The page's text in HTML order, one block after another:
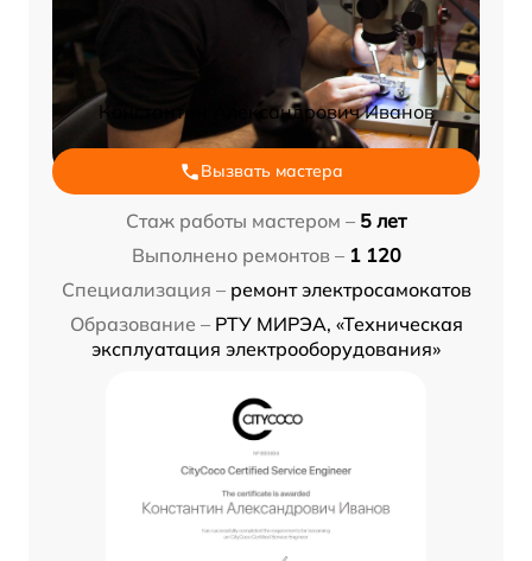
Константин Александрович Иванов
Вызвать мастера
Стаж работы мастером – 5 лет
Выполнено ремонтов – 1 120
Специализация – ремонт электросамокатов
Образование – РТУ МИРЭА, «Техническая
эксплуатация электрооборудования»